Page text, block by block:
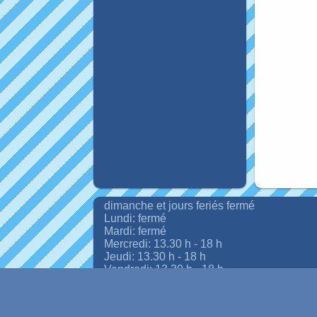
dimanche et jours feriés fermé
Lundi: fermé
Mardi: fermé
Mercredi: 13.30 h - 18 h
Jeudi: 13.30 h - 18 h
Vendredi: 13.30 h - 18 h